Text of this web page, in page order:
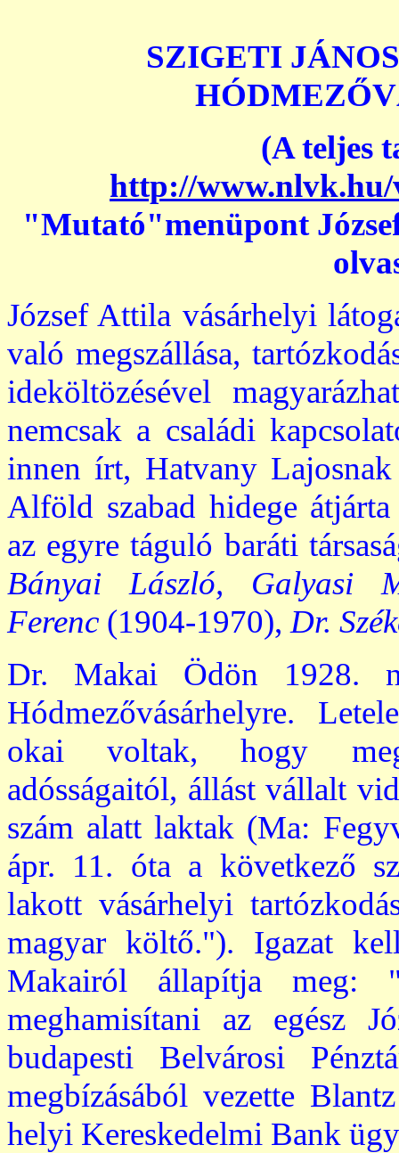
SZIGETI
(A teljes
http://
"Mutató"menüpont
József Attila vásárhelyi
való megszállása,
ideköltözésével
nemcsak a családi
innen írt, Hatvany
Alföld szabad hidege
az egyre táguló baráti
Bányai László, Galyasi
Ferenc (1904-1970), Dr.
Dr. Makai Ödön 1928.
Hódmezővásárhelyre.
okai voltak, hogy
adósságaitól, állást vállalt
szám alatt laktak (Ma:
ápr. 11. óta a következő
lakott vásárhelyi
magyar költő."). Igazat
Makairól állapítja meg:
meghamisítani az egész
budapesti Belvárosi
megbízásából vezette
helyi Kereskedelmi Bank